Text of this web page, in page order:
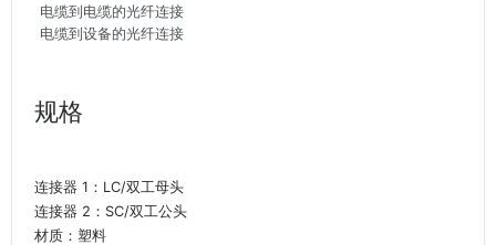
电缆到电缆的光纤连接
电缆到设备的光纤连接
规格
连接器 1：LC/双工母头
连接器 2：SC/双工公头
材质：塑料